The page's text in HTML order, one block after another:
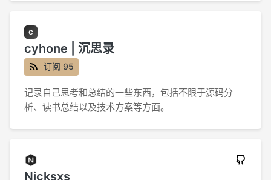
cyhone | 沉思录
订阅 95
记录自己思考和总结的一些东西，包括不限于源码分
析、读书总结以及技术方案等方面。
Nicksxs